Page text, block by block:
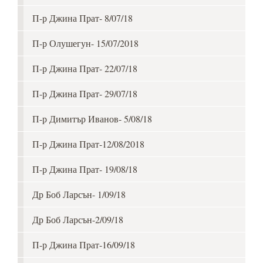
П-р Джина Прат- 8/07/18
П-р Олушегун- 15/07/2018
П-р Джина Прат- 22/07/18
П-р Джина Прат- 29/07/18
П-р Димитър Иванов- 5/08/18
П-р Джина Прат-12/08/2018
П-р Джина Прат- 19/08/18
Др Боб Ларсън- 1/09/18
Др Боб Ларсън-2/09/18
П-р Джина Прат-16/09/18